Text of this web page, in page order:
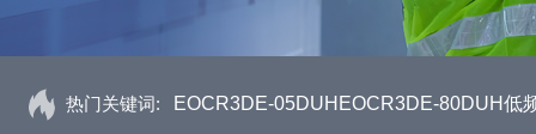
热门关键词: EOCR3DE-05DUHEOCR3DE-80DUH低